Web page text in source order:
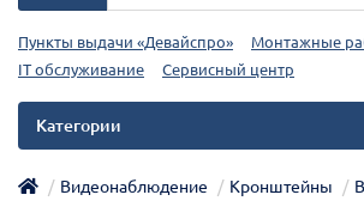
Пункты выдачи «Девайспро»
Монтажные
IT обслуживание
Сервисный центр
Категории
Видеонаблюдение Кронштейны